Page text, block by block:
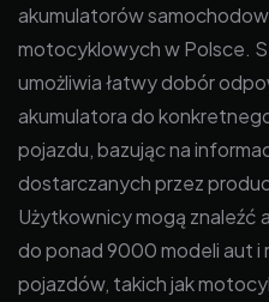
akumulatorów
motocyklowych w Polsce.
umożliwia łatwy dobór
akumulatora do
pojazdu, bazując na
dostarczanych przez
Użytkownicy mogą znaleźć
do ponad 9000 modeli aut i
pojazdów, takich jak